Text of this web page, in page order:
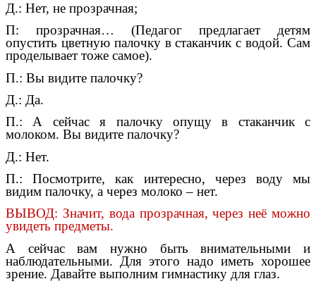
Д.: Нет, не прозрачная;
П: прозрачная… (Педагог предлагает детям
опустить цветную палочку в стаканчик с водой. Сам
проделывает тоже самое).
П.: Вы видите палочку?
Д.: Да.
П.: А сейчас я палочку опущу в стаканчик с
молоком. Вы видите палочку?
Д.: Нет.
П.: Посмотрите, как интересно, через воду мы
видим палочку, а через молоко – нет.
ВЫВОД: Значит, вода прозрачная, через неё можно
увидеть предметы.
А сейчас вам нужно быть внимательными и
наблюдательными. Для этого надо иметь хорошее
зрение. Давайте выполним гимнастику для глаз.